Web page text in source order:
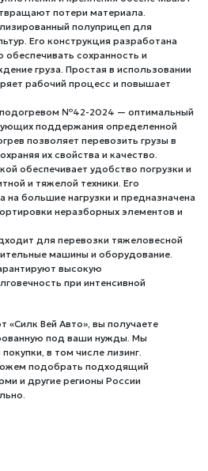
потери материала.
полуприцеп для
Его конструкция разработана
сохранность и
груза. Простая в использовании
рабочий процесс и повышает
№42-2024 — оптимальный
поддержания определенной
позволяет перевозить грузы в
их свойства и качество.
обеспечивает удобство погрузки и
и тяжелой техники. Его
на большие нагрузки и предназначена
неразборных элементов и
для перевозки тяжеловесной
машины и оборудование.
высокую
при интенсивной
«Силк Вей Авто», вы получаете
под ваши нужды. Мы
в том числе лизинг.
подобрать подходящий
и другие регионы России